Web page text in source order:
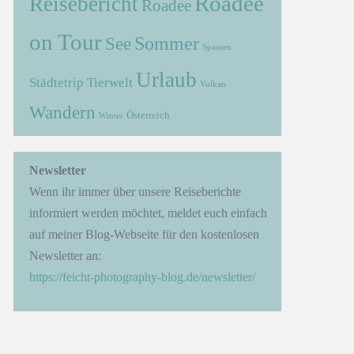
Roadee
on Tour See Sommer Spanien
Städtetrip Tierwelt Urlaub Vulkan
Wandern Winter Österreich
Newsletter
Wenn ihr immer über unsere Reiseberichte
informiert werden möchtet, meldet euch einfach
auf meiner Blog-Webseite für den kostenlosen
Newsletter an:
https://feicht-photography-blog.de/newsletter/